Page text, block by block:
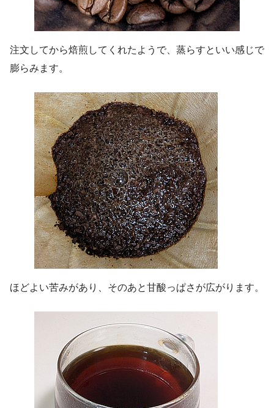
注文してから焙煎してくれたようで、蒸らすといい感じで
膨らみます。
ほどよい苦みがあり、そのあと甘酸っぱさが広がります。